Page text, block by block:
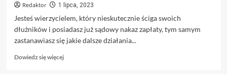
Redaktor 1 lipca, 2023
Jesteś wierzycielem, który nieskutecznie ściga swoich
dłużników i posiadasz już sądowy nakaz zapłaty, tym samym
zastanawiasz się jakie dalsze działania...
Dowiedz się więcejDowiedz